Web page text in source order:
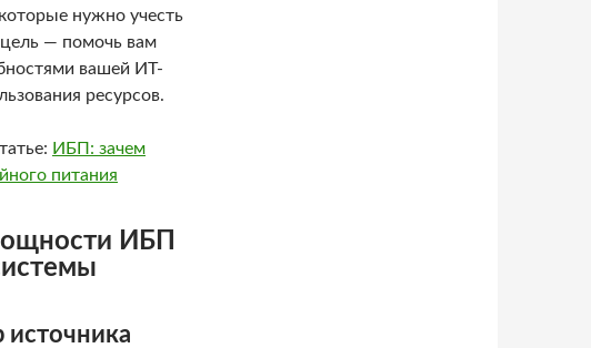
нужно учесть
— помочь вам
вашей ИТ-
ресурсов.
ИБП: зачем
питания
ИБП